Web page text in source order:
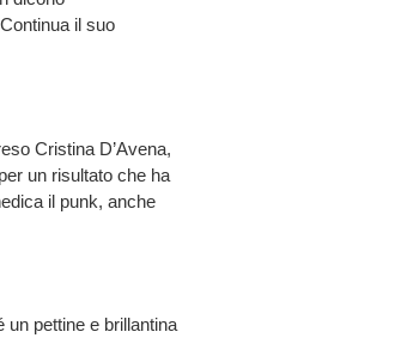
il suo
Cristina D’Avena,
un risultato che ha
il punk, anche
pettine e brillantina